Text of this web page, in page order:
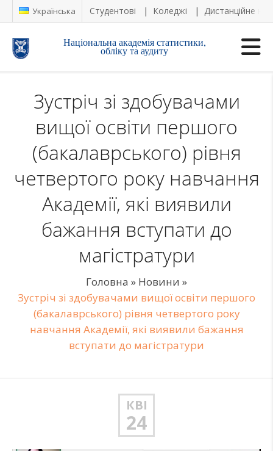
Українська Студентові Коледжі Дистанційне
Національна академія статистики,
обліку та аудиту
Зустріч зі здобувачами
вищої освіти першого
(бакалаврського) рівня
четвертого року навчання
Академії, які виявили
бажання вступати до
магістратури
Головна » Новини »
Зустріч зі здобувачами вищої освіти першого
(бакалаврського) рівня четвертого року
навчання Академії, які виявили бажання
вступати до магістратури
КВІ
24